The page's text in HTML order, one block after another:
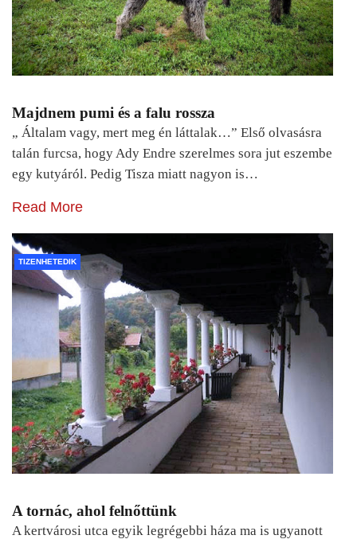
Majdnem pumi és a falu rossza
„ Általam vagy, mert meg én láttalak…” Első olvasásra
talán furcsa, hogy Ady Endre szerelmes sora jut eszembe
egy kutyáról. Pedig Tisza miatt nagyon is…
Read More
TIZENHETEDIK
A tornác, ahol felnőttünk
A kertvárosi utca egyik legrégebbi háza ma is ugyanott